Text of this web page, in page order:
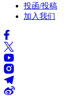
投函/投稿
加入我们